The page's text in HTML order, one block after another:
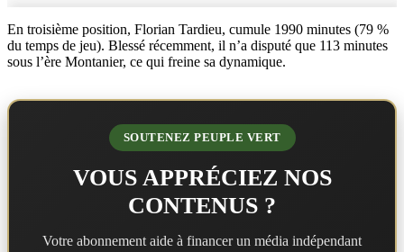
En troisième position, Florian Tardieu, cumule 1990 minutes (79 %
du temps de jeu). Blessé récemment, il n’a disputé que 113 minutes
sous l’ère Montanier, ce qui freine sa dynamique.
SOUTENEZ PEUPLE VERT
VOUS APPRÉCIEZ NOS
CONTENUS ?
Votre abonnement aide à financer un média indépendant